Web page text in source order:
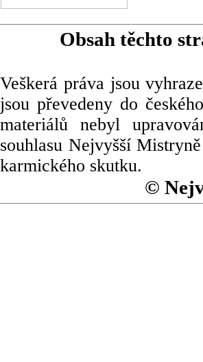
Obsah těchto
Veškerá práva jsou
jsou převedeny do
materiálů nebyl
souhlasu Nejvyšší
karmického skutku.
©